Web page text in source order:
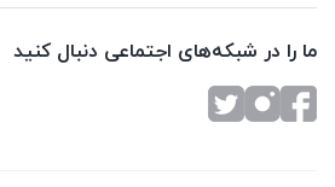
ما را در شبکه‌های اجتماعی دنبال کنید